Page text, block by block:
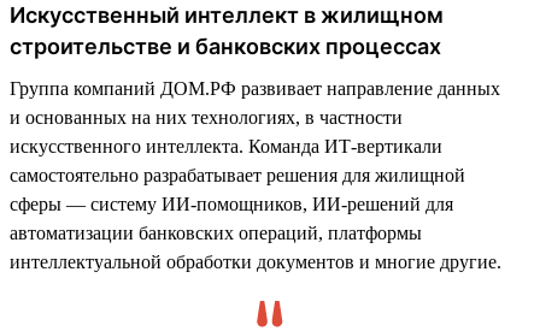
Искусственный интеллект в жилищном
строительстве и банковских процессах
Группа компаний ДОМ.РФ развивает направление данных
и основанных на них технологиях, в частности
искусственного интеллекта. Команда ИТ-вертикали
самостоятельно разрабатывает решения для жилищной
сферы — систему ИИ-помощников, ИИ-решений для
автоматизации банковских операций, платформы
интеллектуальной обработки документов и многие другие.